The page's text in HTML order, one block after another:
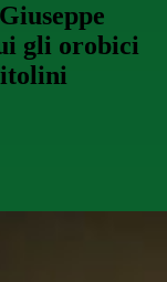
gli orobici